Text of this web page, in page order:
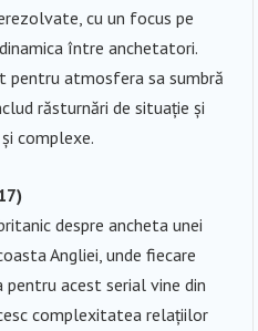
cu un focus pe
între anchetatori.
pentru atmosfera sa sumbră
răsturnări de situație și
complexe.
despre ancheta unei
Angliei, unde fiecare
acest serial vine din
complexitatea relațiilor